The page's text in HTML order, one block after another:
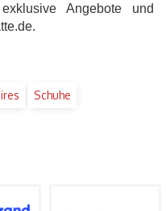
Angebote und
Schuhe